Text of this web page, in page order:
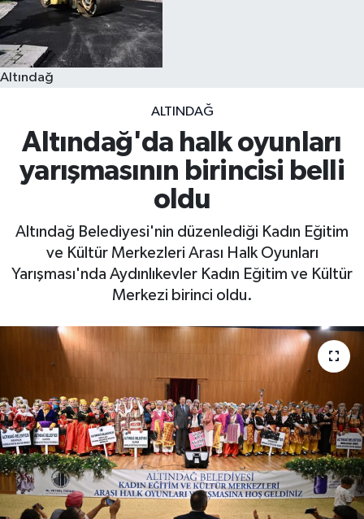
Altındağ
ALTINDAĞ
Altındağ'da halk oyunları
yarışmasının birincisi belli
oldu
Altındağ Belediyesi'nin düzenlediği Kadın Eğitim
ve Kültür Merkezleri Arası Halk Oyunları
Yarışması'nda Aydınlıkevler Kadın Eğitim ve Kültür
Merkezi birinci oldu.